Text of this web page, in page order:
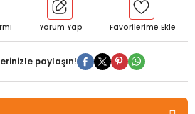
Yorum Yap
paylaşın!